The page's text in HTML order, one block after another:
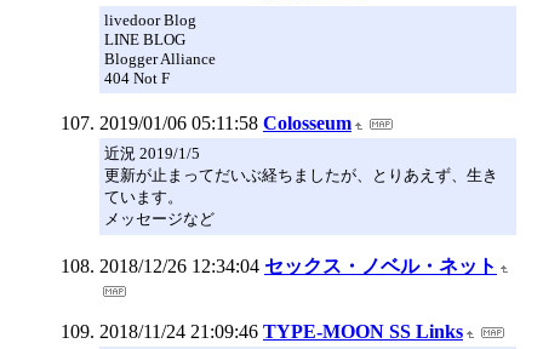
livedoor Blog
LINE BLOG
Blogger Alliance
404 Not F
2019/01/06 05:11:58 Colosseum
近況 2019/1/5
更新が止まってだいぶ経ちましたが、とりあえず、生き
ています。
メッセージなど
2018/12/26 12:34:04 セックス・ノベル・ネット
2018/11/24 21:09:46 TYPE-MOON SS Links